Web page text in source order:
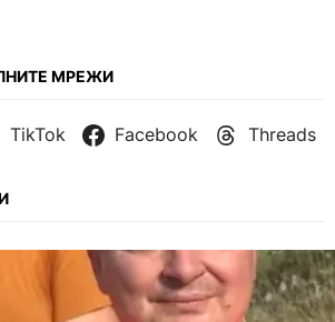
МРЕЖИ
TikTok Facebook Threads
Ловните билети ще могат да се
онлайн